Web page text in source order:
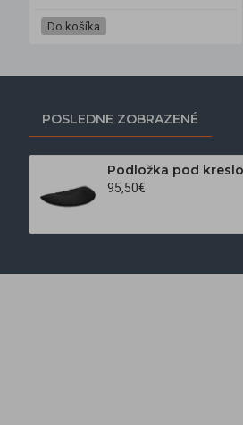
Do košíka
POSLEDNE ZOBRAZENÉ
95,50€